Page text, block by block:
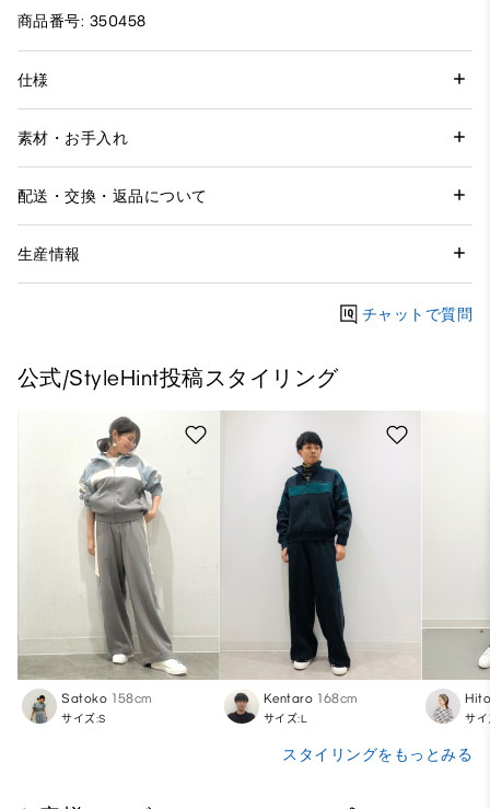
商品番号: 350458
仕様
素材・お手入れ
配送・交換・返品について
生産情報
チャットで質問
公式/StyleHint投稿スタイリング
Satoko 158cm
サイズ:S
Kentaro 168cm
サイズ:L サイ
スタイリングをもっとみる